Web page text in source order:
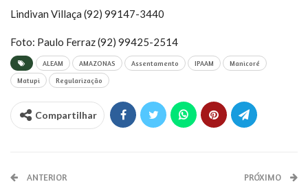
Lindivan Villaça (92) 99147-3440
Foto: Paulo Ferraz (92) 99425-2514
ALEAM AMAZONAS Assentamento IPAAM Manicoré
Matupi Regularização
Compartilhar
ANTERIOR PRÓXIMO